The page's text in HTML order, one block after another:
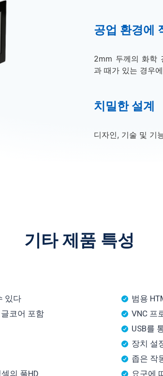
공업 환경에
2mm 두께의 화학
과 때가 있는 경우
치밀한 설계
디자인, 기술 및 기
기타 제품 특성
있다
코어 포함
의 풀HD
범용
VNC 프
USB를
장치 설
좁은 작
요구에